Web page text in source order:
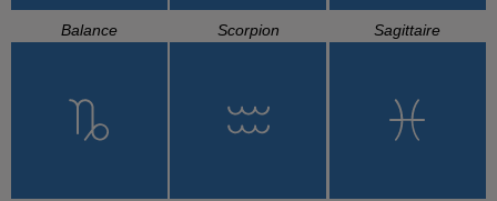
Balance Scorpion Sagittaire